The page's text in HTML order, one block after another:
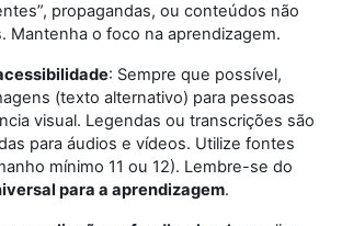
propagandas, ou conteúdos não
Mantenha o foco na aprendizagem.
: Sempre que possível,
(texto alternativo) para pessoas
visual. Legendas ou transcrições são
para áudios e vídeos. Utilize fontes
mínimo 11 ou 12). Lembre-se do
para a aprendizagem.